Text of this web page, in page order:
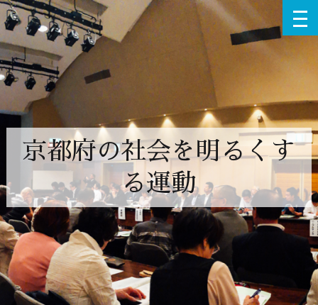
京都府の社会を明るくす
る運動